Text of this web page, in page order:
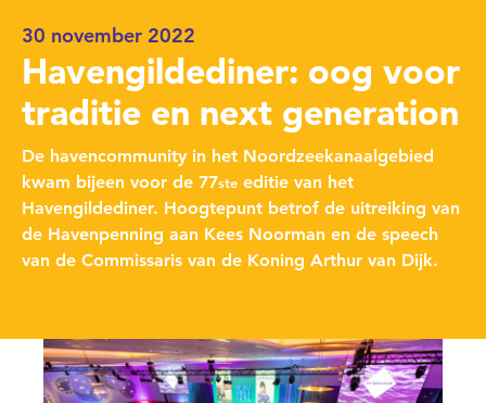
30 november 2022
Havengildediner: oog voor
traditie en next generation
De havencommunity in het Noordzeekanaalgebied
kwam bijeen voor de 77ste editie van het
Havengildediner. Hoogtepunt betrof de uitreiking van
de Havenpenning aan Kees Noorman en de speech
van de Commissaris van de Koning Arthur van Dijk.